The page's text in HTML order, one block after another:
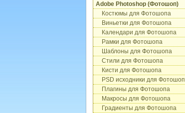
Adobe Photoshop (Фотошоп)
Костюмы для Фотошопа
Виньетки для Фотошопа
Календари для Фотошопа
Рамки для Фотошопа
Шаблоны для Фотошопа
Стили для Фотошопа
Кисти для Фотошопа
PSD исходники для Фотошоп
Плагины для Фотошопа
Макросы для Фотошопа
Градиенты для Фотошопа